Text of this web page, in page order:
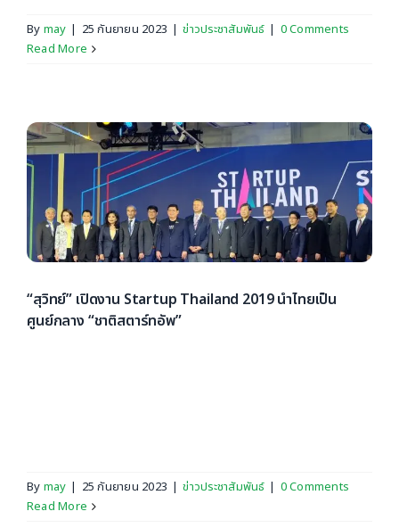
By may | 25 กันยายน 2023 | ข่าวประชาสัมพันธ์ | 0 Comments
Read More
“สุวิทย์” เปิดงาน Startup Thailand 2019 นำไทยเป็น
ศูนย์กลาง “ชาติสตาร์ทอัพ”
By may | 25 กันยายน 2023 | ข่าวประชาสัมพันธ์ | 0 Comments
Read More